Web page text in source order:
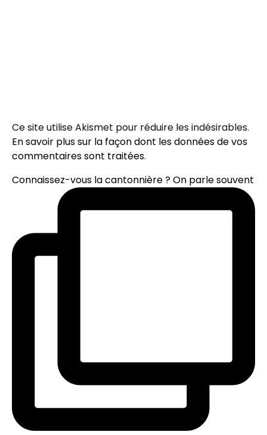
Ce site utilise Akismet pour réduire les indésirables.
En savoir plus sur la façon dont les données de vos
commentaires sont traitées.
Connaissez-vous la cantonnière ? On parle souvent